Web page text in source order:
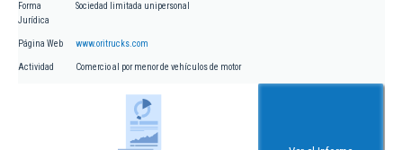
Forma
Jurídica
Sociedad limitada unipersonal
Página Web www.oritrucks.com
Actividad Comercio al por menor de vehículos de motor